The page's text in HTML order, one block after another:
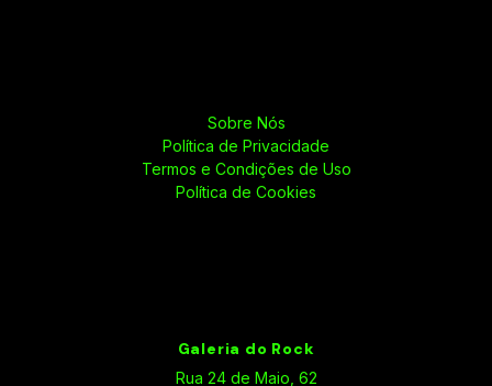
Sobre Nós
Política de Privacidade
Termos e Condições de Uso
Política de Cookies
Galeria do Rock
Rua 24 de Maio, 62